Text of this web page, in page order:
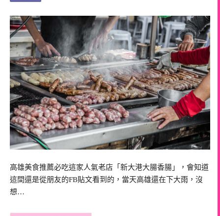
高雄美食推薦必吃這家人氣老店「新大港大腸香腸」，會知道
這間還是從朋友的FB貼文看到的，當天高雄還在下大雨，沒
想…